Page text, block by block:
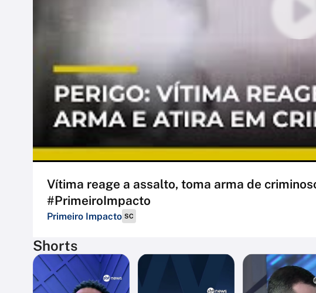
Vítima reage a assalto, toma arma de
#PrimeiroImpacto
Primeiro Impacto SC
Shorts